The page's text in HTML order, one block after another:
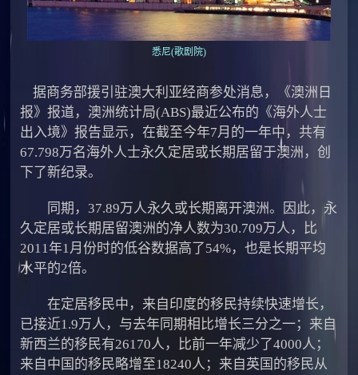
悉尼(歌剧院)
据商务部援引驻澳大利亚经商参处消息，《澳洲日
报》报道，澳洲统计局(ABS)最近公布的《海外人士
出入境》报告显示，在截至今年7月的一年中，共有
67.798万名海外人士永久定居或长期居留于澳洲，创
下了新纪录。
同期，37.89万人永久或长期离开澳洲。因此，永
久定居或长期居留澳洲的净人数为30.709万人，比
2011年1月份时的低谷数据高了54%，也是长期平均
水平的2倍。
在定居移民中，来自印度的移民持续快速增长，
已接近1.9万人，与去年同期相比增长三分之一；来自
新西兰的移民有26170人，比前一年减少了4000人；
来自中国的移民略增至18240人；来自英国的移民从